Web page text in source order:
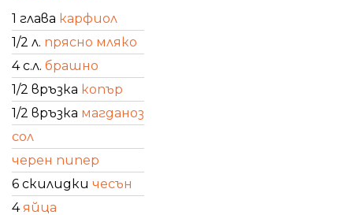
1 глава карфиол
1/2 л. прясно мляко
4 с.л. брашно
1/2 връзка копър
1/2 връзка магданоз
сол
черен пипер
6 скилидки чесън
4 яйца